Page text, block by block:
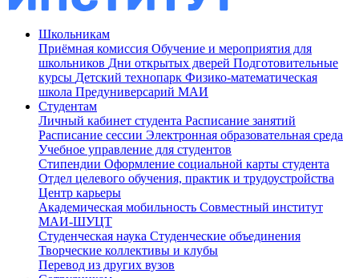
Школьникам
Приёмная комиссия Обучение и мероприятия для
школьников Дни открытых дверей Подготовительные
курсы Детский технопарк Физико-математическая
школа Предуниверсарий МАИ
Студентам
Личный кабинет студента Расписание занятий
Расписание сессии Электронная образовательная среда
Учебное управление для студентов
Стипендии Оформление социальной карты студента
Отдел целевого обучения, практик и трудоустройства
Центр карьеры
Академическая мобильность Совместный институт
МАИ-ШУЦТ
Студенческая наука Студенческие объединения
Творческие коллективы и клубы
Перевод из других вузов